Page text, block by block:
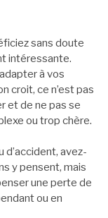
sans doute
intéressante.
à vos
croit, ce n’est pas
et de ne pas se
ou trop chère.
d’accident, avez-
y pensent, mais
une perte de
ou en